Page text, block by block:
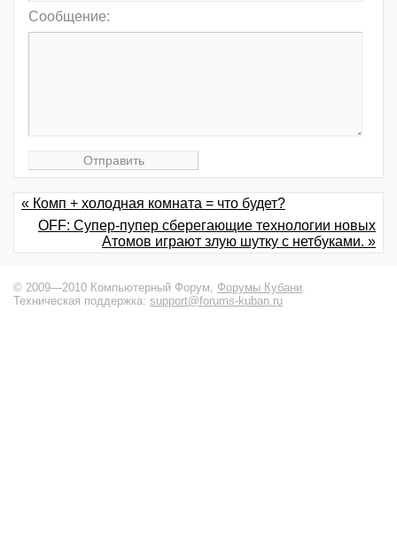
Сообщение:
« Комп + холодная комната = что будет?
OFF: Супер-пупер сберегающие технологии новых
Атомов играют злую шутку с нетбуками. »
© 2009—2010 Компьютерный Форум, Форумы Кубани.
Техническая поддержка: support@forums-kuban.ru